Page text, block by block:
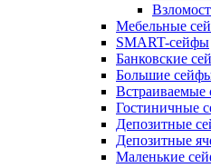
Мебельные
SMART-сейфы
Банковские
Большие
Встраиваемые
Гостиничные
Депозитные
Депозитные
Маленькие